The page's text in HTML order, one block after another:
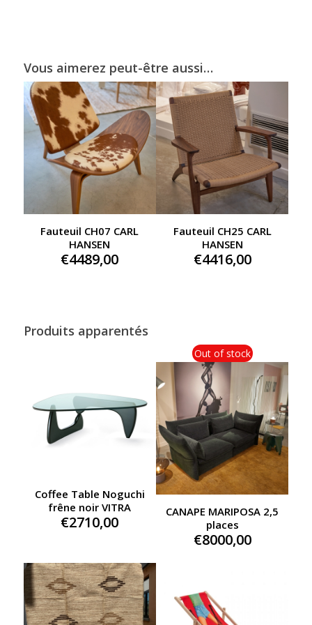
Vous aimerez peut-être aussi…
Fauteuil CH07 CARL
HANSEN
€4489,00
Fauteuil CH25 CARL
HANSEN
€4416,00
Produits apparentés
Coffee Table Noguchi
frêne noir VITRA
€2710,00
Out of stock
CANAPE MARIPOSA 2,5
places
€8000,00